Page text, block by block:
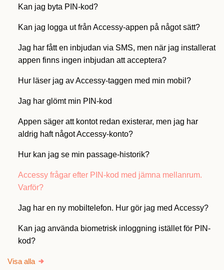
Kan jag byta PIN-kod?
Kan jag logga ut från Accessy-appen på något sätt?
Jag har fått en inbjudan via SMS, men när jag installerat
appen finns ingen inbjudan att acceptera?
Hur läser jag av Accessy-taggen med min mobil?
Jag har glömt min PIN-kod
Appen säger att kontot redan existerar, men jag har
aldrig haft något Accessy-konto?
Hur kan jag se min passage-historik?
Accessy frågar efter PIN-kod med jämna mellanrum.
Varför?
Jag har en ny mobiltelefon. Hur gör jag med Accessy?
Kan jag använda biometrisk inloggning istället för PIN-
kod?
Visa alla